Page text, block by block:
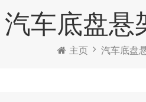
汽车底盘悬
主页 汽车底盘